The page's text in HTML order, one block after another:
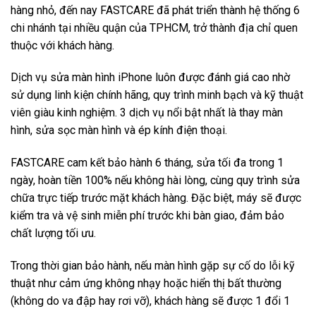
hàng nhỏ, đến nay FASTCARE đã phát triển thành hệ thống 6
chi nhánh tại nhiều quận của TPHCM, trở thành địa chỉ quen
thuộc với khách hàng.
Dịch vụ sửa màn hình iPhone luôn được đánh giá cao nhờ
sử dụng linh kiện chính hãng, quy trình minh bạch và kỹ thuật
viên giàu kinh nghiệm. 3 dịch vụ nổi bật nhất là thay màn
hình, sửa sọc màn hình và ép kính điện thoại.
FASTCARE cam kết bảo hành 6 tháng, sửa tối đa trong 1
ngày, hoàn tiền 100% nếu không hài lòng, cùng quy trình sửa
chữa trực tiếp trước mặt khách hàng. Đặc biệt, máy sẽ được
kiểm tra và vệ sinh miễn phí trước khi bàn giao, đảm bảo
chất lượng tối ưu.
Trong thời gian bảo hành, nếu màn hình gặp sự cố do lỗi kỹ
thuật như cảm ứng không nhạy hoặc hiển thị bất thường
(không do va đập hay rơi vỡ), khách hàng sẽ được 1 đổi 1